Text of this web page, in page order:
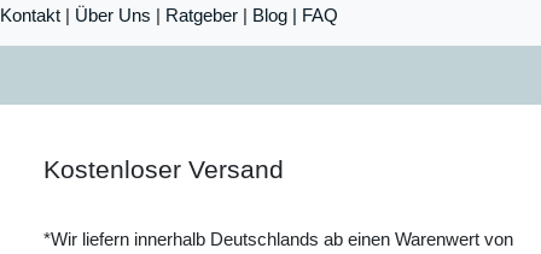
Kontakt Über Uns Ratgeber Blog | FAQ
Kostenloser Versand
*Wir liefern innerhalb Deutschlands ab einen Warenwert von